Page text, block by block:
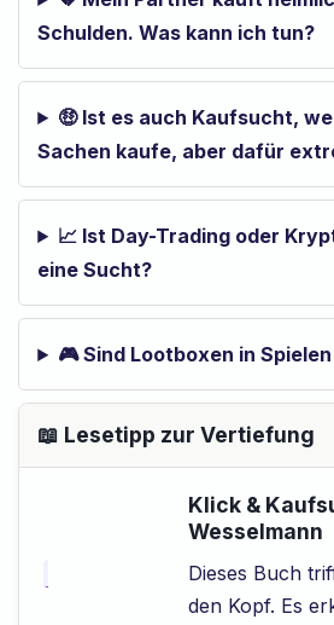
Schulden. Was kann ich tun?
🤑 Ist es auch Kaufsucht,
Sachen kaufe, aber dafür
📈 Ist Day-Trading oder
eine Sucht?
🎮 Sind Lootboxen in
📖 Lesetipp zur Vertiefung
Klick &
Wesselmann
Dieses Buch
den Kopf. Es